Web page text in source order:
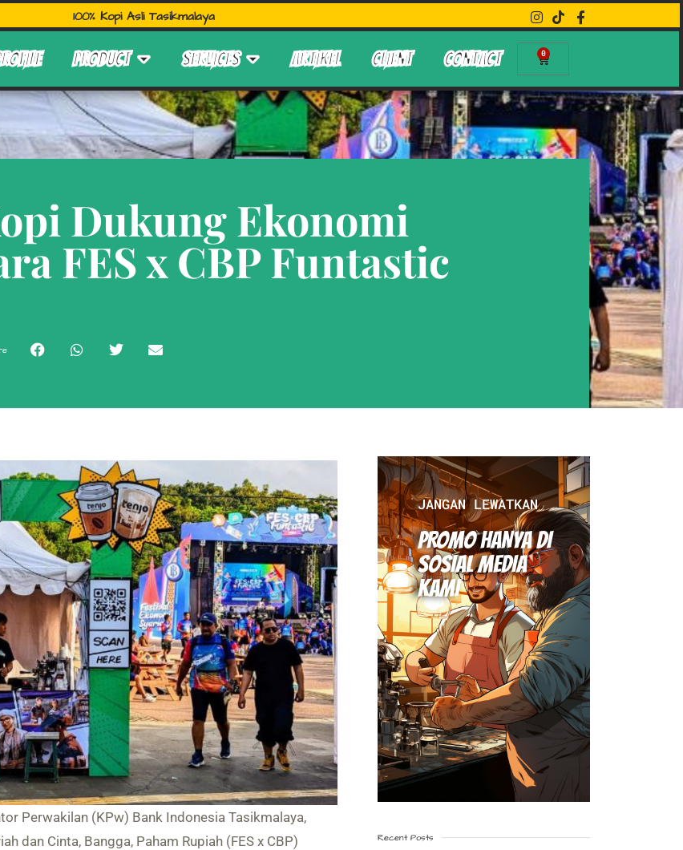
100% Kopi Asli Tasikmalaya
PRODUCT SERVICES ARTIKEL CLIENT CONTACT 0
Dukung Ekonomi
FES x CBP Funtastic
Perwakilan (KPw) Bank Indonesia Tasikmalaya,
dan Cinta, Bangga, Paham Rupiah (FES x CBP)
JANGAN LEWATKAN
PROMO HANYA DI
SOSIAL MEDIA
KAMI
Recent Posts